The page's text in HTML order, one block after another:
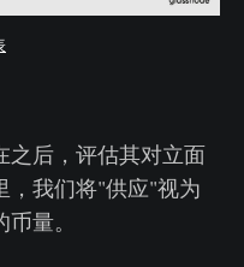
之后，评估其对立面
，我们将"供应"视为
量。